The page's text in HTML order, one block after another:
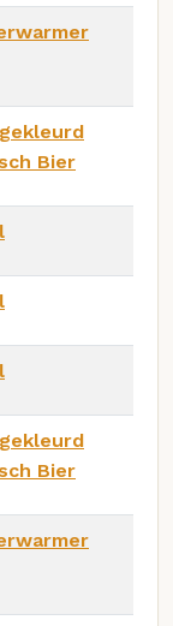
Bier
Bier